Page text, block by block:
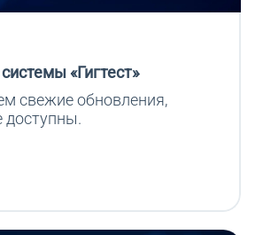
«Гигтест»
свежие обновления,
доступны.